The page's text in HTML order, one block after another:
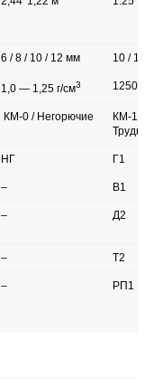
6 / 8 / 10 / 12 мм 10 / 12
1,0 — 1,25 г/см3 1250 кг/
КМ-0 / Негорючие
КМ-1
НГ Г1
– В1
– Д2
– Т2
– РП1